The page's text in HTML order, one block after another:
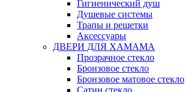
Гигиенический душ
Душевые системы
Трапы и решетки
Аксессуары
ДВЕРИ ДЛЯ ХАМАМА
Прозрачное стекло
Бронзовое стекло
Бронзовое матовое стекло